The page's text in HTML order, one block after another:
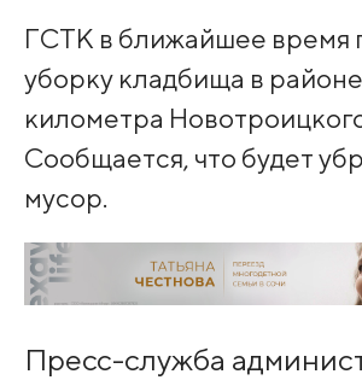
ГСТК в ближайшее время
уборку кладбища в районе
километра
Сообщается, что будет
мусор.
Пресс-служба